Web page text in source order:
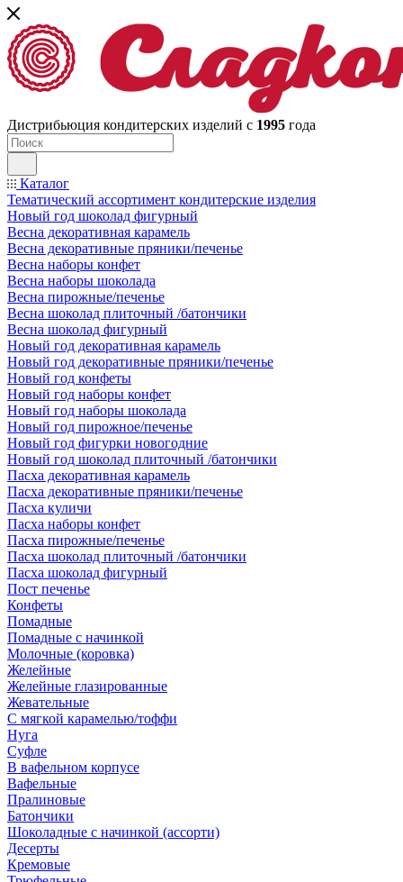
Дистрибьюция кондитерских изделий с 1995 года
Каталог
Тематический ассортимент кондитерские изделия
Новый год шоколад фигурный
Весна декоративная карамель
Весна декоративные пряники/печенье
Весна наборы конфет
Весна наборы шоколада
Весна пирожные/печенье
Весна шоколад плиточный /батончики
Весна шоколад фигурный
Новый год декоративная карамель
Новый год декоративные пряники/печенье
Новый год конфеты
Новый год наборы конфет
Новый год наборы шоколада
Новый год пирожное/печенье
Новый год фигурки новогодние
Новый год шоколад плиточный /батончики
Пасха декоративная карамель
Пасха декоративные пряники/печенье
Пасха куличи
Пасха наборы конфет
Пасха пирожные/печенье
Пасха шоколад плиточный /батончики
Пасха шоколад фигурный
Пост печенье
Конфеты
Помадные
Помадные с начинкой
Молочные (коровка)
Желейные
Желейные глазированные
Жевательные
С мягкой карамелью/тоффи
Нуга
Суфле
В вафельном корпусе
Вафельные
Пралиновые
Батончики
Шоколадные с начинкой (ассорти)
Десерты
Кремовые